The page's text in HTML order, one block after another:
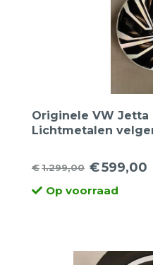
Originele VW Jetta
Lichtmetalen
€1.299,00
Oorspronkelijke
prijs
€599,00
Huidige
prijsOp voorraad